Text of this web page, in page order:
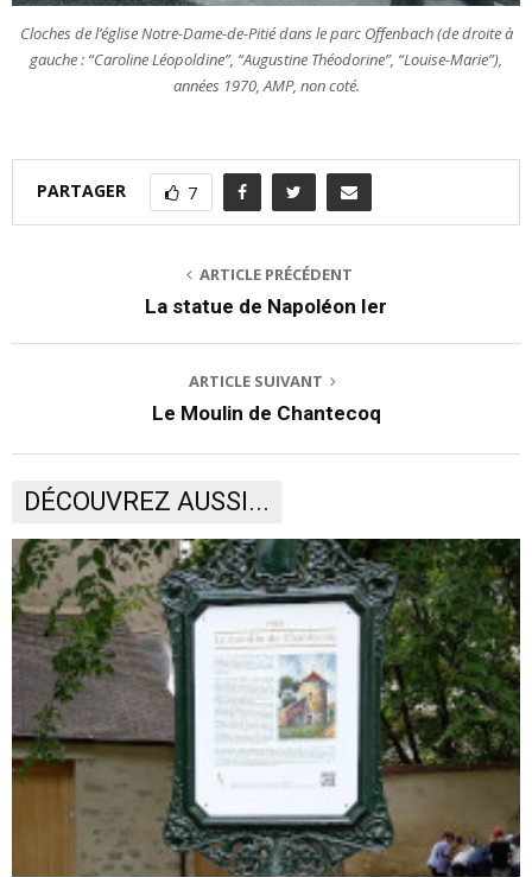
Cloches de l’église Notre-Dame-de-Pitié dans le parc Offenbach (de droite à
gauche : “Caroline Léopoldine”, “Augustine Théodorine”, “Louise-Marie”),
années 1970, AMP, non coté.
PARTAGER 7
ARTICLE PRÉCÉDENT
La statue de Napoléon Ier
ARTICLE SUIVANT
Le Moulin de Chantecoq
DÉCOUVREZ AUSSI...